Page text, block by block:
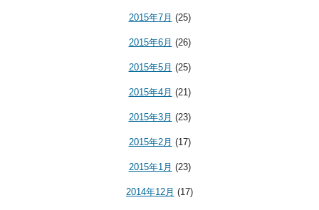
2015年7月 (25)
2015年6月 (26)
2015年5月 (25)
2015年4月 (21)
2015年3月 (23)
2015年2月 (17)
2015年1月 (23)
2014年12月 (17)